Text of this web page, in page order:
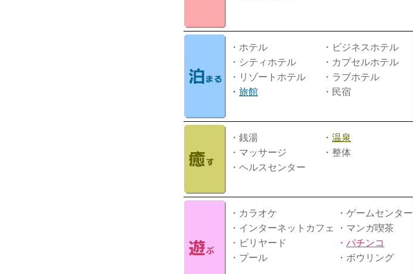
・ホテル
・ビジネスホテル
・シティホテル
・カプセルホテル
・リゾートホテル
・ラブホテル
・ 旅館 ・民宿
・銭湯 ・ 温泉
・マッサージ
・整体
・ヘルスセンター
・カラオケ
・ゲームセンター
・インターネットカフェ
・マンガ喫茶
・ビリヤード
・ パチンコ
・プール
・ボウリング